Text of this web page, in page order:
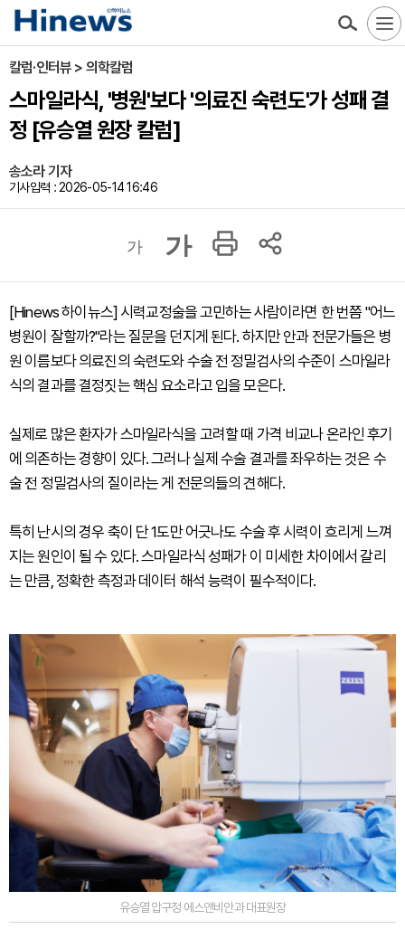
칼럼·인터뷰 > 의학칼럼
스마일라식, '병원'보다 '의료진 숙련도'가 성패 결
정 [유승열 원장 칼럼]
송소라 기자
기사입력 : 2026-05-14 16:46
가 가
[Hinews 하이뉴스] 시력교정술을 고민하는 사람이라면 한 번쯤 "어느
병원이 잘할까?"라는 질문을 던지게 된다. 하지만 안과 전문가들은 병
원 이름보다 의료진의 숙련도와 수술 전 정밀검사의 수준이 스마일라
식의 결과를 결정짓는 핵심 요소라고 입을 모은다.
실제로 많은 환자가 스마일라식을 고려할 때 가격 비교나 온라인 후기
에 의존하는 경향이 있다. 그러나 실제 수술 결과를 좌우하는 것은 수
술 전 정밀검사의 질이라는 게 전문의들의 견해다.
특히 난시의 경우 축이 단 1도만 어긋나도 수술 후 시력이 흐리게 느껴
지는 원인이 될 수 있다. 스마일라식 성패가 이 미세한 차이에서 갈리
는 만큼, 정확한 측정과 데이터 해석 능력이 필수적이다.
유승열 압구정 에스앤비안과 대표원장